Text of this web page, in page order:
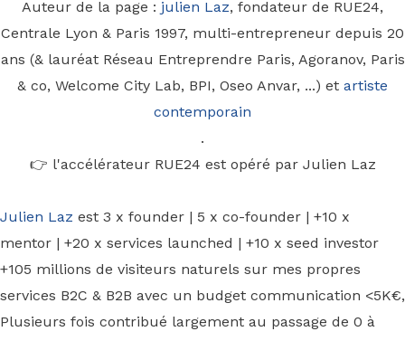
Auteur de la page : julien Laz, fondateur de RUE24,
Centrale Lyon & Paris 1997, multi-entrepreneur depuis 20
ans (& lauréat Réseau Entreprendre Paris, Agoranov, Paris
& co, Welcome City Lab, BPI, Oseo Anvar, ...) et artiste
contemporain
.
👉 l'accélérateur RUE24 est opéré par Julien Laz
Julien Laz est 3 x founder | 5 x co-founder | +10 x
mentor | +20 x services launched | +10 x seed investor
+105 millions de visiteurs naturels sur mes propres
services B2C & B2B avec un budget communication <5K€,
Plusieurs fois contribué largement au passage de 0 à